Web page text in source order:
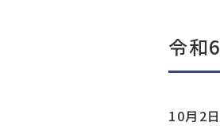
令和
10月2